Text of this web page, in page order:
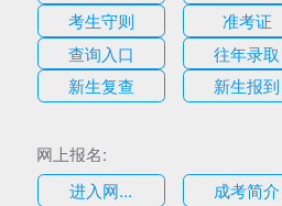
考生守则
准考证
查询入口
往年录取
新生复查
新生报到
网上报名:
进入网...
成考简介